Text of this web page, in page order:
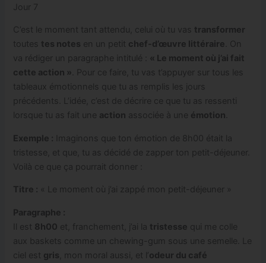
Jour 7
C’est le moment tant attendu, celui où tu vas transformer
toutes tes notes en un petit chef-d’œuvre littéraire . On
va rédiger un paragraphe intitulé : « Le moment où j’ai fait
cette action » . Pour ce faire, tu vas t’appuyer sur tous les
tableaux émotionnels que tu as remplis les jours
précédents. L’idée, c’est de décrire ce que tu as ressenti
lorsque tu as fait une action associée à une émotion
Exemple : Imaginons que ton émotion de 8h00 était la
tristesse, et que, tu as décidé de zapper ton petit-déjeuner.
Voilà ce que ça pourrait donner :
Titre : « Le moment où j’ai zappé mon petit-déjeuner »
Paragraphe :
Il est 8h00 et, franchement, j’ai la tristesse qui me colle
aux baskets comme un chewing-gum sous une semelle. Le
ciel est gris , mon moral aussi, et l’odeur du café